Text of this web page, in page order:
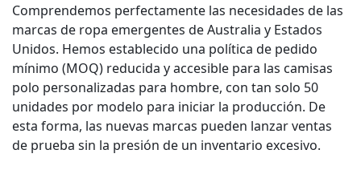
Comprendemos perfectamente las necesidades de las
marcas de ropa emergentes de Australia y Estados
Unidos. Hemos establecido una política de pedido
mínimo (MOQ) reducida y accesible para las camisas
polo personalizadas para hombre, con tan solo 50
unidades por modelo para iniciar la producción. De
esta forma, las nuevas marcas pueden lanzar ventas
de prueba sin la presión de un inventario excesivo.